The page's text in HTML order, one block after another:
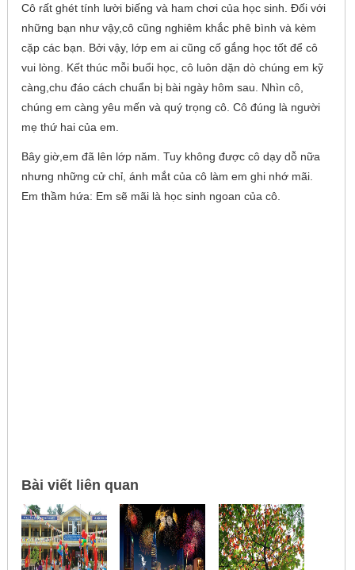
Cô rất ghét tính lười biếng và ham chơi của học sinh. Đối với
những bạn như vậy,cô cũng nghiêm khắc phê bình và kèm
cặp các bạn. Bởi vậy, lớp em ai cũng cố gắng học tốt để cô
vui lòng. Kết thúc mỗi buổi học, cô luôn dặn dò chúng em kỹ
càng,chu đáo cách chuẩn bị bài ngày hôm sau. Nhìn cô,
chúng em càng yêu mến và quý trọng cô. Cô đúng là người
mẹ thứ hai của em.
Bây giờ,em đã lên lớp năm. Tuy không được cô dạy dỗ nữa
nhưng những cử chỉ, ánh mắt của cô làm em ghi nhớ mãi.
Em thầm hứa: Em sẽ mãi là học sinh ngoan của cô.
Bài viết liên quan